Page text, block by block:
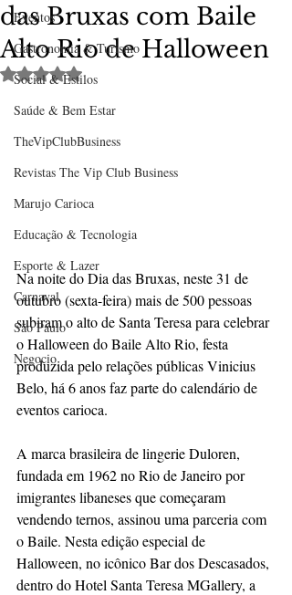
Eventos
Gastronomia & Turismo
Social & Estilos
Saúde & Bem Estar
TheVipClubBusiness
Revistas The Vip Club Business
Marujo Carioca
Educação & Tecnologia
Esporte & Lazer
Carnaval
São Paulo
Negocio
das Bruxas com Baile
Alto Rio de Halloween
Avaliado com NaN de 5 estrelas.
Na noite do Dia das Bruxas, neste 31 de
outubro (sexta-feira) mais de 500 pessoas
subiram o alto de Santa Teresa para celebrar
o Halloween do Baile Alto Rio, festa
produzida pelo relações públicas Vinicius
Belo, há 6 anos faz parte do calendário de
eventos carioca.
A marca brasileira de lingerie Duloren,
fundada em 1962 no Rio de Janeiro por
imigrantes libaneses que começaram
vendendo ternos, assinou uma parceria com
o Baile. Nesta edição especial de
Halloween, no icônico Bar dos Descasados,
dentro do Hotel Santa Teresa MGallery, a